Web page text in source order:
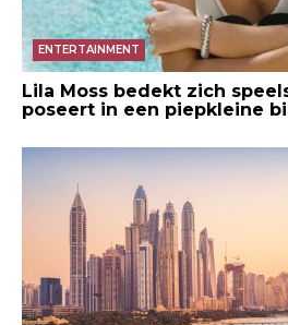
ENTERTAINMENT
Lila Moss bedekt zich
poseert in een piepkleine